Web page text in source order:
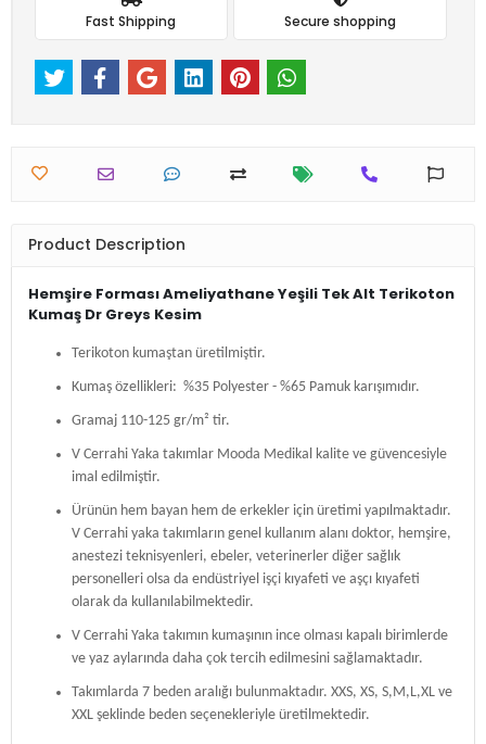
Fast Shipping Secure shopping
Product Description
Hemşire Forması Ameliyathane Yeşili Tek Alt Terikoton
Kumaş Dr Greys Kesim
Terikoton kumaştan üretilmiştir.
Kumaş özellikleri: %35 Polyester - %65 Pamuk karışımıdır.
Gramaj 110-125 gr/m² tir.
V Cerrahi Yaka takımlar Mooda Medikal kalite ve güvencesiyle
imal edilmiştir.
Ürünün hem bayan hem de erkekler için üretimi yapılmaktadır.
V Cerrahi yaka takımların genel kullanım alanı doktor, hemşire,
anestezi teknisyenleri, ebeler, veterinerler diğer sağlık
personelleri olsa da endüstriyel işçi kıyafeti ve aşçı kıyafeti
olarak da kullanılabilmektedir.
V Cerrahi Yaka takımın kumaşının ince olması kapalı birimlerde
ve yaz aylarında daha çok tercih edilmesini sağlamaktadır.
Takımlarda 7 beden aralığı bulunmaktadır. XXS, XS, S,M,L,XL ve
XXL şeklinde beden seçenekleriyle üretilmektedir.